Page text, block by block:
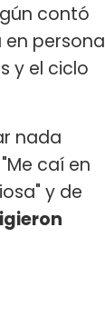
contó
en persona
y el ciclo
nada
caí en
y de